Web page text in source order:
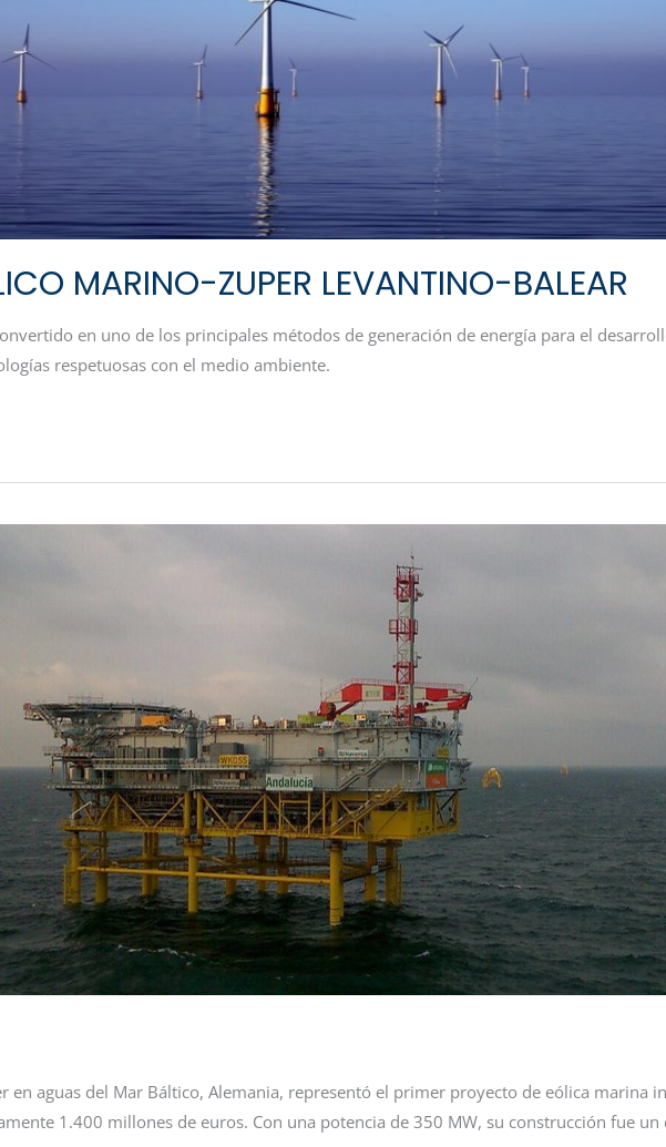
MARINO-ZUPER LEVANTINO-BALEAR
en uno de los principales métodos de generación de energía para el
respetuosas con el medio ambiente.
en aguas del Mar Báltico, Alemania, representó el primer proyecto de eólica marina
1.400 millones de euros. Con una potencia de 350 MW, su construcción fue